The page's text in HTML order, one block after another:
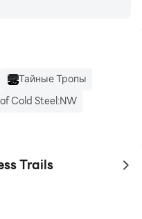
Тайные Тропы
Cold Steel:NW
Trails to